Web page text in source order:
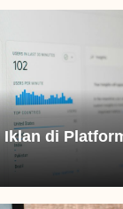
Iklan di